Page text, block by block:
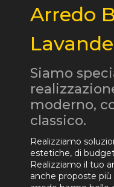
Arredo
Siamo
moderno,
classico.
Realizziamo
estetiche, di
Realizziamo il tuo
anche proposte